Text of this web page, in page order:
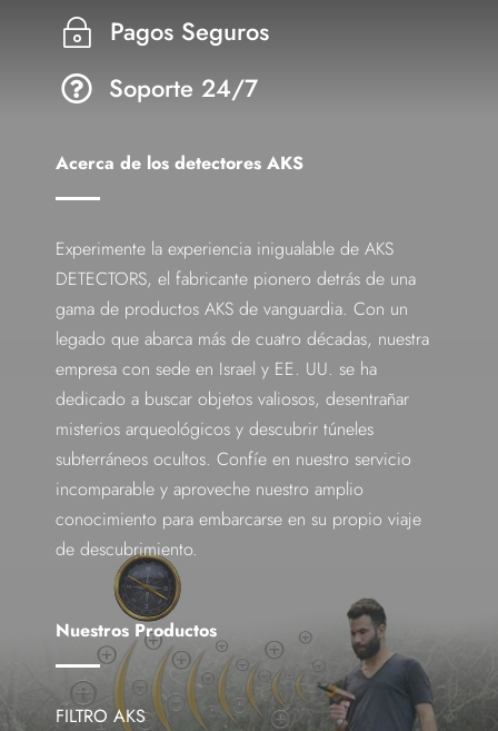
~ Pagos Seguros
 Soporte 24/7
Acerca de los detectores AKS
Experimente la experiencia inigualable de AKS
DETECTORS, el fabricante pionero detrás de una
gama de productos AKS de vanguardia. Con un
legado que abarca más de cuatro décadas, nuestra
empresa con sede en Israel y EE. UU. se ha
dedicado a buscar objetos valiosos, desentrañar
misterios arqueológicos y descubrir túneles
subterráneos ocultos. Confíe en nuestro servicio
incomparable y aproveche nuestro amplio
conocimiento para embarcarse en su propio viaje
de descubrimiento.
Nuestros Productos
FILTRO AKS